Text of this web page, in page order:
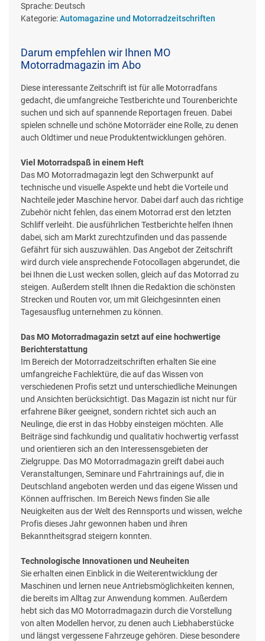
Sprache: Deutsch
Kategorie:Automagazine und Motorradzeitschriften
Darum empfehlen wir Ihnen MO
Motorradmagazin im Abo
Diese interessante Zeitschrift ist für alle Motorradfans
gedacht, die umfangreiche Testberichte und Tourenberichte
suchen und sich auf spannende Reportagen freuen. Dabei
spielen schnelle und schöne Motorräder eine Rolle, zu denen
auch Oldtimer und neue Produktentwicklungen gehören.
Viel Motorradspaß in einem Heft
Das MO Motorradmagazin legt den Schwerpunkt auf
technische und visuelle Aspekte und hebt die Vorteile und
Nachteile jeder Maschine hervor. Dabei darf auch das richtige
Zubehör nicht fehlen, das einem Motorrad erst den letzten
Schliff verleiht. Die ausführlichen Testberichte helfen Ihnen
dabei, sich am Markt zurechtzufinden und das passende
Gefährt für sich auszuwählen. Das Angebot der Zeitschrift
wird durch viele ansprechende Fotocollagen abgerundet, die
bei Ihnen die Lust wecken sollen, gleich auf das Motorrad zu
steigen. Außerdem stellt Ihnen die Redaktion die schönsten
Strecken und Routen vor, um mit Gleichgesinnten einen
Tagesausflug unternehmen zu können.
Das MO Motorradmagazin setzt auf eine hochwertige
Berichterstattung
Im Bereich der Motorradzeitschriften erhalten Sie eine
umfangreiche Fachlektüre, die auf das Wissen von
verschiedenen Profis setzt und unterschiedliche Meinungen
und Ansichten berücksichtigt. Das Magazin ist nicht nur für
erfahrene Biker geeignet, sondern richtet sich auch an
Neulinge, die erst in das Hobby einsteigen möchten. Alle
Beiträge sind fachkundig und qualitativ hochwertig verfasst
und orientieren sich an den Interessensgebieten der
Zielgruppe. Das MO Motorradmagazin greift dabei auch
Veranstaltungen, Seminare und Fahrtrainings auf, die in
Deutschland angeboten werden und das eigene Wissen und
Können auffrischen. Im Bereich News finden Sie alle
Neuigkeiten aus der Welt des Rennsports und wissen, welche
Profis dieses Jahr gewonnen haben und ihren
Bekanntheitsgrad steigern konnten.
Technologische Innovationen und Neuheiten
Sie erhalten einen Einblick in die Weiterentwicklung der
Maschinen und lernen neue Antriebsmöglichkeiten kennen,
die bereits im Alltag zur Anwendung kommen. Außerdem
hebt sich das MO Motorradmagazin durch die Vorstellung
von alten Modellen hervor, zu denen auch Liebhaberstücke
und längst vergessene Fahrzeuge gehören. Diese besondere